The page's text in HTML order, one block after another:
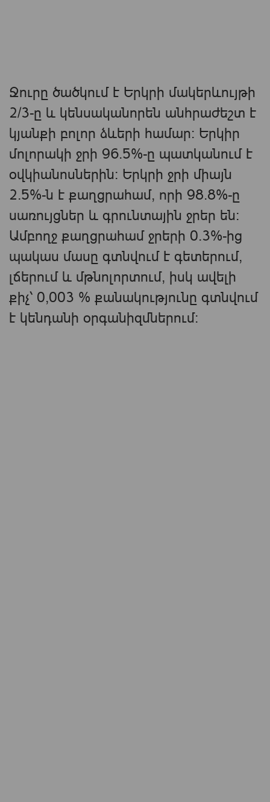
Ջուրը ծածկում է Երկրի մակերևույթի
2/3-ը և կենսականորեն անհրաժեշտ է
կյանքի բոլոր ձևերի համար։ Երկիր
մոլորակի ջրի 96.5%-ը պատկանում է
օվկիանոսներին։ Երկրի ջրի միայն
2.5%-ն է քաղցրահամ, որի 98.8%-ը
սառույցներ և գրունտային ջրեր են։
Ամբողջ քաղցրահամ ջրերի 0.3%-ից
պակաս մասը գտնվում է գետերում,
լճերում և մթնոլորտում, իսկ ավելի
քիչ՝ 0,003 % քանակությունը գտնվում
է կենդանի օրգանիզմներում։